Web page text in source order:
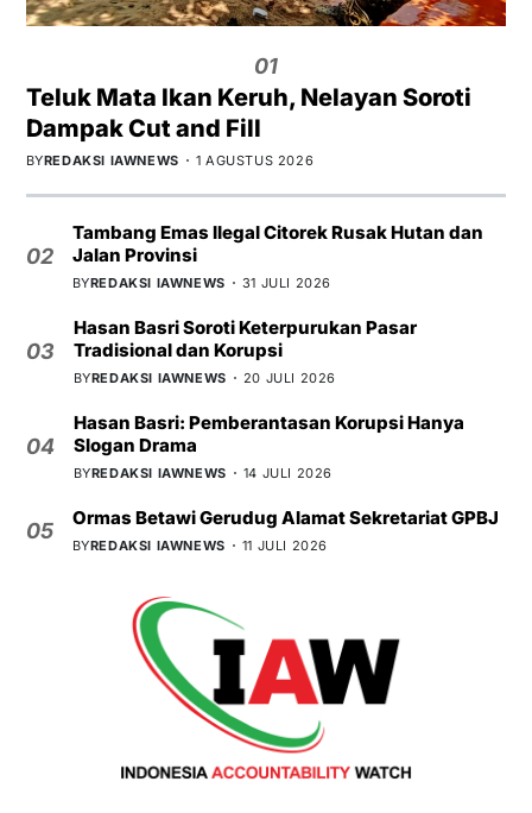
01
Teluk Mata Ikan Keruh, Nelayan Soroti
Dampak Cut and Fill
BYREDAKSI IAWNEWS 1 AGUSTUS 2026
02
Tambang Emas Ilegal Citorek Rusak Hutan dan
Jalan Provinsi
BYREDAKSI IAWNEWS 31 JULI 2026
03
Hasan Basri Soroti Keterpurukan Pasar
Tradisional dan Korupsi
BYREDAKSI IAWNEWS 20 JULI 2026
04
Hasan Basri: Pemberantasan Korupsi Hanya
Slogan Drama
BYREDAKSI IAWNEWS 14 JULI 2026
05
Ormas Betawi Gerudug Alamat Sekretariat GPBJ
BYREDAKSI IAWNEWS 11 JULI 2026